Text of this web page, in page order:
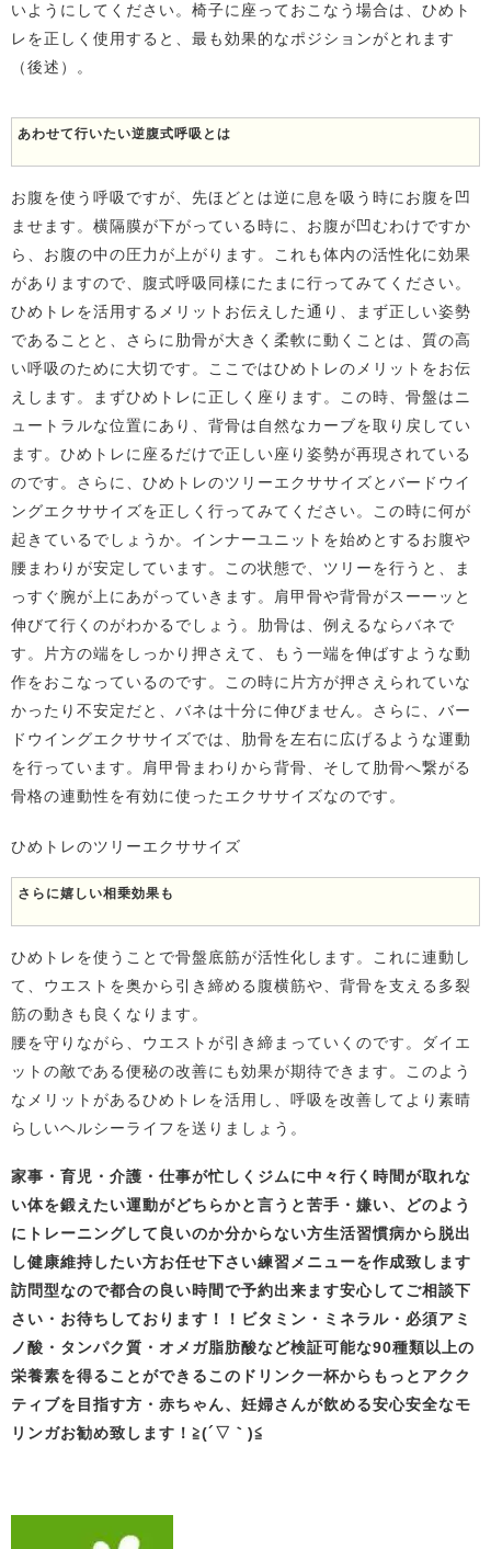
いようにしてください。椅子に座っておこなう場合は、ひめト
レを正しく使用すると、最も効果的なポジションがとれます
（後述）。
あわせて行いたい逆腹式呼吸とは
お腹を使う呼吸ですが、先ほどとは逆に息を吸う時にお腹を凹
ませます。横隔膜が下がっている時に、お腹が凹むわけですか
ら、お腹の中の圧力が上がります。これも体内の活性化に効果
がありますので、腹式呼吸同様にたまに行ってみてください。
ひめトレを活用するメリットお伝えした通り、まず正しい姿勢
であることと、さらに肋骨が大きく柔軟に動くことは、質の高
い呼吸のために大切です。ここではひめトレのメリットをお伝
えします。まずひめトレに正しく座ります。この時、骨盤はニ
ュートラルな位置にあり、背骨は自然なカーブを取り戻してい
ます。ひめトレに座るだけで正しい座り姿勢が再現されている
のです。さらに、ひめトレのツリーエクササイズとバードウイ
ングエクササイズを正しく行ってみてください。この時に何が
起きているでしょうか。インナーユニットを始めとするお腹や
腰まわりが安定しています。この状態で、ツリーを行うと、ま
っすぐ腕が上にあがっていきます。肩甲骨や背骨がスーーッと
伸びて行くのがわかるでしょう。肋骨は、例えるならバネで
す。片方の端をしっかり押さえて、もう一端を伸ばすような動
作をおこなっているのです。この時に片方が押さえられていな
かったり不安定だと、バネは十分に伸びません。さらに、バー
ドウイングエクササイズでは、肋骨を左右に広げるような運動
を行っています。肩甲骨まわりから背骨、そして肋骨へ繋がる
骨格の連動性を有効に使ったエクササイズなのです。
ひめトレのツリーエクササイズ
さらに嬉しい相乗効果も
ひめトレを使うことで骨盤底筋が活性化します。これに連動し
て、ウエストを奥から引き締める腹横筋や、背骨を支える多裂
筋の動きも良くなります。
腰を守りながら、ウエストが引き締まっていくのです。ダイエ
ットの敵である便秘の改善にも効果が期待できます。このよう
なメリットがあるひめトレを活用し、呼吸を改善してより素晴
らしいヘルシーライフを送りましょう。
家事・育児・介護・仕事が忙しくジムに中々行く時間が取れな
い体を鍛えたい運動がどちらかと言うと苦手・嫌い、どのよう
にトレーニングして良いのか分からない方生活習慣病から脱出
し健康維持したい方お任せ下さい練習メニューを作成致します
訪問型なので都合の良い時間で予約出来ます安心してご相談下
さい・お待ちしております！！ ビタミン・ミネラル・必須アミ
ノ酸・タンパク質・オメガ脂肪酸など検証可能な90種類以上の
栄養素を得ることができるこのドリンク一杯から も っとアクク
ティブを目指す方・赤ちゃん、妊婦さんが飲める安心安全なモ
リンガお勧め致します！ ≧(´▽｀)≦